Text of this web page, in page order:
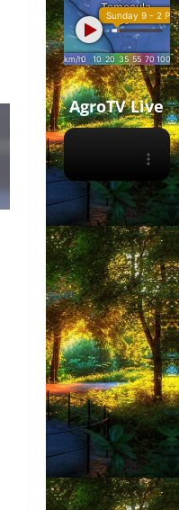
AgroTV Live